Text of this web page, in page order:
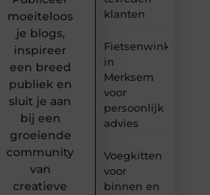
klanten
Fietsenwinkel
in
Merksem
voor
persoonlijk
advies
Voegkitten
voor
binnen en
moeiteloos
je blogs,
inspireer
een breed
publiek en
sluit je aan
bij een
groeiende
community
van
creatieve